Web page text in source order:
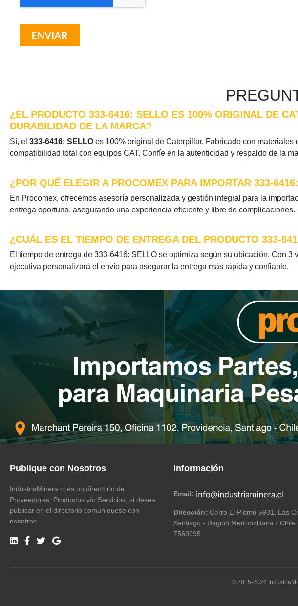
¿EL PRODUCTO 333-6416: SELLO ES 100% ORIGINAL DE
DURABILIDAD DE LA MARCA?
Sí, el 333-6416: SELLO es 100% original de Caterpillar. Fabricado con
compatibilidad total con equipos CAT. Confíe en la autenticidad y respaldo de la
¿POR QUÉ ELEGIR A PROCOMEX PARA IMPORTAR 333-
En Procomex, ofrecemos asesoría personalizada y gestión integral para la
entrega oportuna, asegurando una experiencia eficiente y libre de
¿CUÁL ES EL TIEMPO DE ENTREGA DEL PRODUCTO 333-
El tiempo de entrega de 333-6416: SELLO se optimiza según su ubicación. Con
ejecutiva personalizará el envío para asegurar la entrega más rápida y confiable.
Publique con Nosotros
IndustriaMinera.cl es un directorio de
Proveedores, Productos y/o Servicios, si desea
publicar en el directorio comuníquese con
nosotros.
Información
Email:
Dirección: Cerro El Plomo 5931, Las
Santiago - Región Metropolitana - Chile
7560995
© 2015-2026